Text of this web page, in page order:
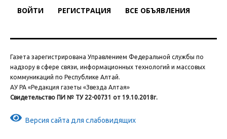
ВОЙТИ РЕГИСТРАЦИЯ ВСЕ ОБЪЯВЛЕНИЯ
Газета зарегистрирована Управлением Федеральной службы по
надзору в сфере связи, информационных технологий и массовых
коммуникаций по Республике Алтай.
АУ РА «Редакция газеты «Звезда Алтая»
Свидетельство ПИ № ТУ 22-00731 от 19.10.2018г.
Версия сайта для слабовидящих